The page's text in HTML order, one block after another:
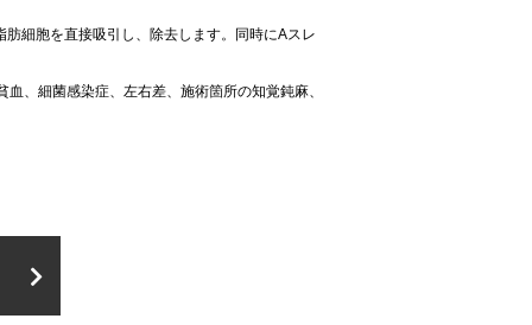
細胞を直接吸引し、除去します。同時にAスレ
、細菌感染症、左右差、施術箇所の知覚鈍麻、